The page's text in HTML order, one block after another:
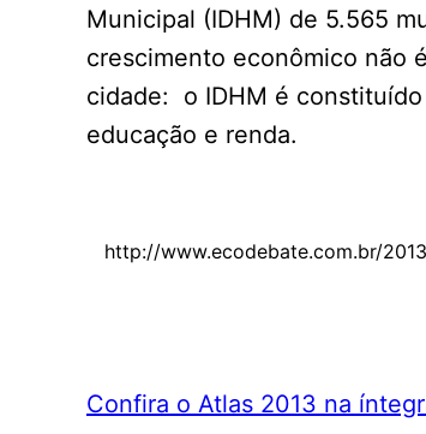
Municipal (IDHM) de 5.565
crescimento econômico não
cidade: o IDHM é
educação e renda.
http://www.ecodebate.com.br/
Confira o Atlas 2013 na